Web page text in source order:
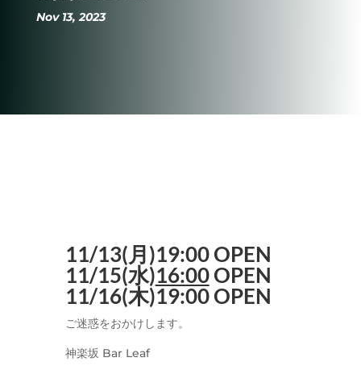
Nov 13, 2023
11/13(月)19:00 OPEN
11/15(水)16:00OPEN
11/16(木)19:00 OPEN
ご迷惑をおかけします。
神楽坂 Bar Leaf